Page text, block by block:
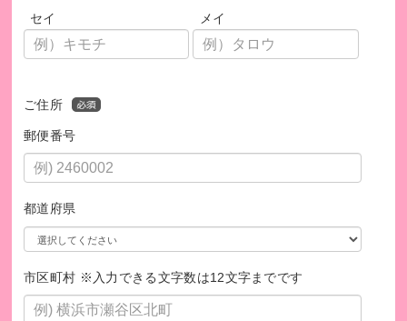
セイ メイ
ご住所
郵便番号
都道府県
市区町村 ※入力できる文字数は12文字までです